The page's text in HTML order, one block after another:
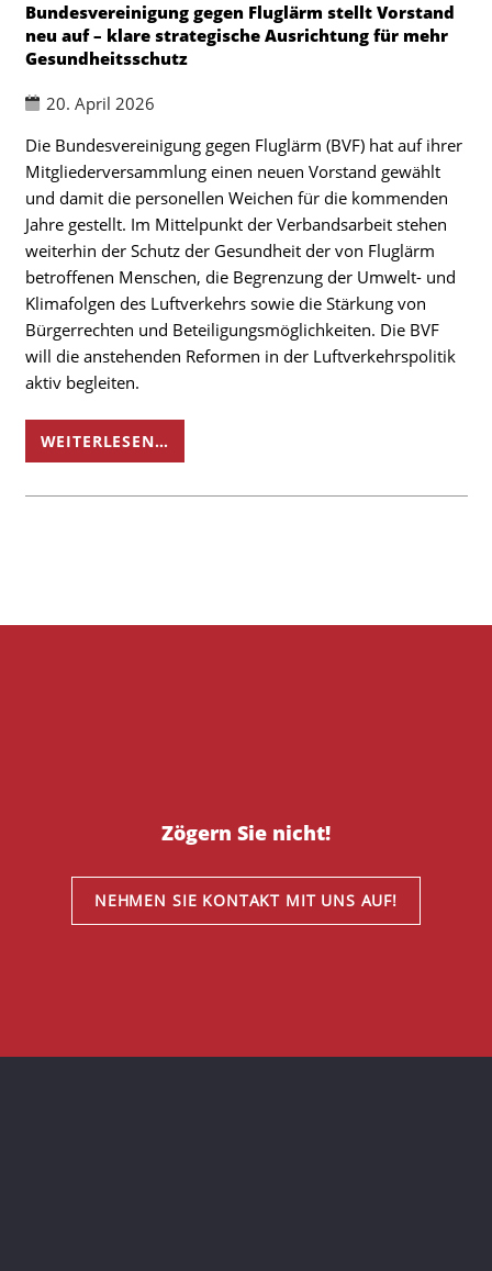
Bundesvereinigung gegen Fluglärm stellt Vorstand
neu auf – klare strategische Ausrichtung für mehr
Gesundheitsschutz
20. April 2026
Die Bundesvereinigung gegen Fluglärm (BVF) hat auf ihrer
Mitgliederversammlung einen neuen Vorstand gewählt
und damit die personellen Weichen für die kommenden
Jahre gestellt. Im Mittelpunkt der Verbandsarbeit stehen
weiterhin der Schutz der Gesundheit der von Fluglärm
betroffenen Menschen, die Begrenzung der Umwelt- und
Klimafolgen des Luftverkehrs sowie die Stärkung von
Bürgerrechten und Beteiligungsmöglichkeiten. Die BVF
will die anstehenden Reformen in der Luftverkehrspolitik
aktiv begleiten.
WEITERLESEN…
Zögern Sie nicht!
NEHMEN SIE KONTAKT MIT UNS AUF!